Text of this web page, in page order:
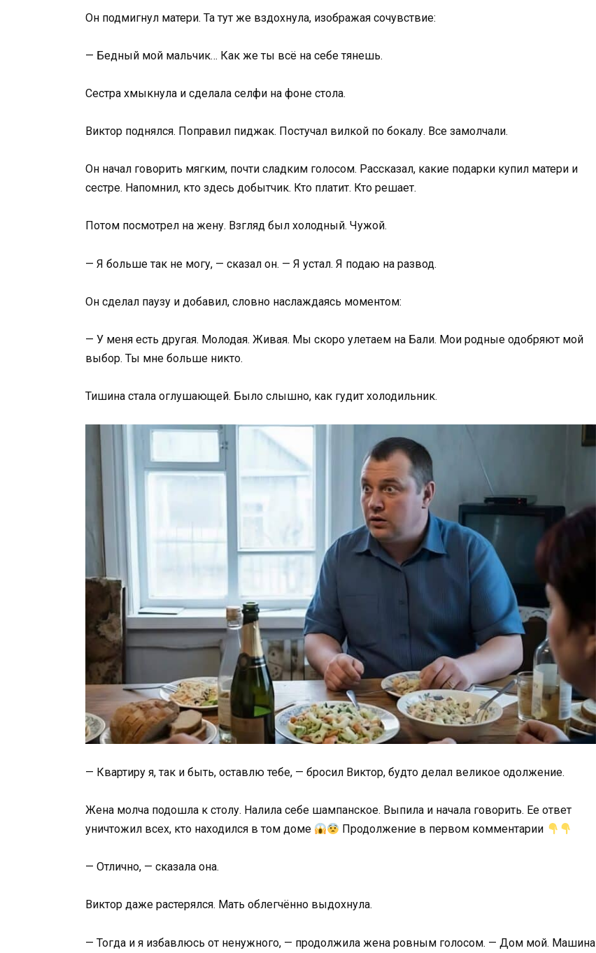
Он подмигнул матери. Та тут же вздохнула, изображая сочувствие:
— Бедный мой мальчик… Как же ты всё на себе тянешь.
Сестра хмыкнула и сделала селфи на фоне стола.
Виктор поднялся. Поправил пиджак. Постучал вилкой по бокалу. Все замолчали.
Он начал говорить мягким, почти сладким голосом. Рассказал, какие подарки купил матери и
сестре. Напомнил, кто здесь добытчик. Кто платит. Кто решает.
Потом посмотрел на жену. Взгляд был холодный. Чужой.
— Я больше так не могу, — сказал он. — Я устал. Я подаю на развод.
Он сделал паузу и добавил, словно наслаждаясь моментом:
— У меня есть другая. Молодая. Живая. Мы скоро улетаем на Бали. Мои родные одобряют мой
выбор. Ты мне больше никто.
Тишина стала оглушающей. Было слышно, как гудит холодильник.
— Квартиру я, так и быть, оставлю тебе, — бросил Виктор, будто делал великое одолжение.
Жена молча подошла к столу. Налила себе шампанское. Выпила и начала говорить. Ее ответ
уничтожил всех, кто находился в том доме
Продолжение в первом комментарии
— Отлично, — сказала она.
Виктор даже растерялся. Мать облегчённо выдохнула.
— Тогда и я избавлюсь от ненужного, — продолжила жена ровным голосом. — Дом мой. Машина